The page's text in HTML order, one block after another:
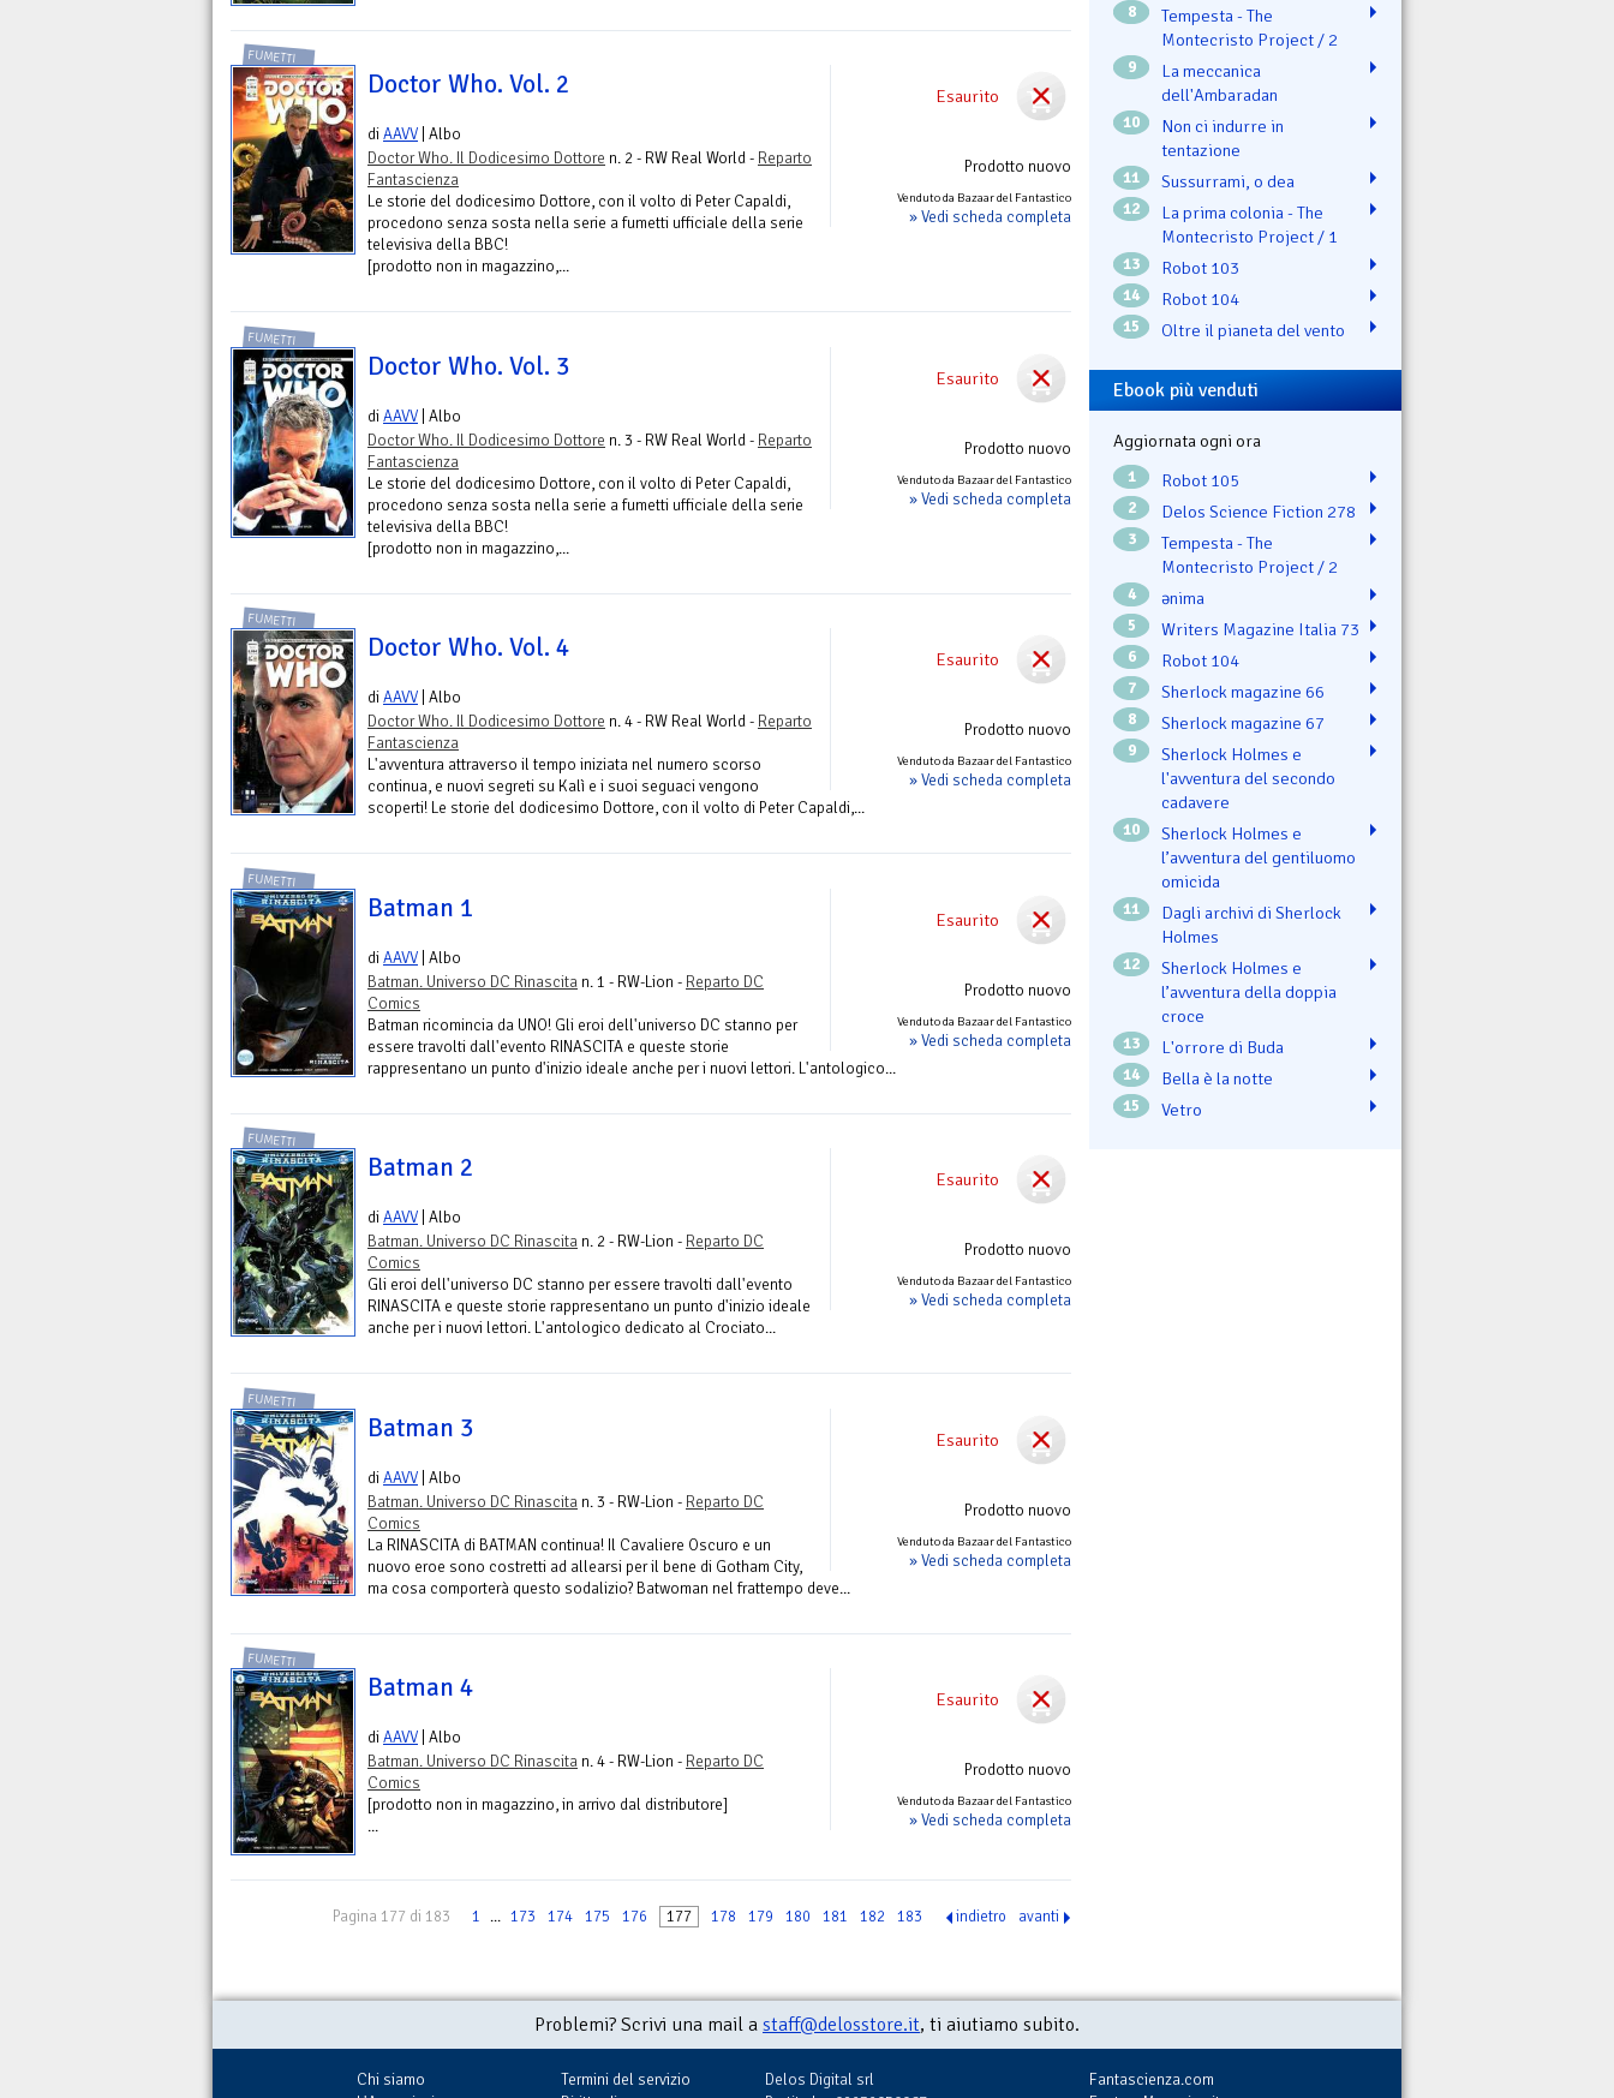
Esaurito
Prodotto nuovo
Venduto da Bazaar del Fantastico
» Vedi scheda completa
FUMETTI
Doctor Who. Vol. 2
diAAVV | Albo
Doctor Who. Il Dodicesimo Dottore n. 2 - RW Real World - Reparto
Fantascienza
Le storie del dodicesimo Dottore, con il volto di Peter Capaldi,
procedono senza sosta nella serie a fumetti ufficiale della serie
televisiva della BBC!
[prodotto non in magazzino,...
Esaurito
Prodotto nuovo
Venduto da Bazaar del Fantastico
» Vedi scheda completa
FUMETTI
Doctor Who. Vol. 3
diAAVV | Albo
Doctor Who. Il Dodicesimo Dottore n. 3 - RW Real World - Reparto
Fantascienza
Le storie del dodicesimo Dottore, con il volto di Peter Capaldi,
procedono senza sosta nella serie a fumetti ufficiale della serie
televisiva della BBC!
[prodotto non in magazzino,...
Esaurito
Prodotto nuovo
Venduto da Bazaar del Fantastico
» Vedi scheda completa
FUMETTI
Doctor Who. Vol. 4
diAAVV | Albo
Doctor Who. Il Dodicesimo Dottore n. 4 - RW Real World - Reparto
Fantascienza
L'avventura attraverso il tempo iniziata nel numero scorso
continua, e nuovi segreti su Kalì e i suoi seguaci vengono
scoperti! Le storie del dodicesimo Dottore, con il volto di Peter Capaldi,...
Esaurito
Prodotto nuovo
Venduto da Bazaar del Fantastico
» Vedi scheda completa
FUMETTI
Batman 1
diAAVV | Albo
Batman. Universo DC Rinascita n. 1 - RW-Lion - Reparto DC
Comics
Batman ricomincia da UNO! Gli eroi dell'universo DC stanno per
essere travolti dall'evento RINASCITA e queste storie
rappresentano un punto d'inizio ideale anche per i nuovi lettori. L'antologico...
Esaurito
Prodotto nuovo
Venduto da Bazaar del Fantastico
» Vedi scheda completa
FUMETTI
Batman 2
diAAVV | Albo
Batman. Universo DC Rinascita n. 2 - RW-Lion - Reparto DC
Comics
Gli eroi dell'universo DC stanno per essere travolti dall'evento
RINASCITA e queste storie rappresentano un punto d'inizio ideale
anche per i nuovi lettori. L'antologico dedicato al Crociato...
Esaurito
Prodotto nuovo
Venduto da Bazaar del Fantastico
» Vedi scheda completa
FUMETTI
Batman 3
diAAVV | Albo
Batman. Universo DC Rinascita n. 3 - RW-Lion - Reparto DC
Comics
La RINASCITA di BATMAN continua! Il Cavaliere Oscuro e un
nuovo eroe sono costretti ad allearsi per il bene di Gotham City,
ma cosa comporterà questo sodalizio? Batwoman nel frattempo deve...
Esaurito
Prodotto nuovo
Venduto da Bazaar del Fantastico
» Vedi scheda completa
FUMETTI
Batman 4
diAAVV | Albo
Batman. Universo DC Rinascita n. 4 - RW-Lion - Reparto DC
Comics
[prodotto non in magazzino, in arrivo dal distributore]
...
Pagina 177 di 183 1 ... 173 174 175 176 177 178 179 180 181 182 183 indietro avanti
8
Tempesta - The
Montecristo Project / 2
9
La meccanica
dell'Ambaradan
10
Non ci indurre in
tentazione
11 Sussurrami, o dea
12
La prima colonia - The
Montecristo Project / 1
13 Robot 103
14 Robot 104
15 Oltre il pianeta del vento
Ebook più venduti
Aggiornata ogni ora
1 Robot 105
2 Delos Science Fiction 278
3
Tempesta - The
Montecristo Project / 2
4 ənima
5 Writers Magazine Italia 73
6 Robot 104
7 Sherlock magazine 66
8 Sherlock magazine 67
9
Sherlock Holmes e
l'avventura del secondo
cadavere
10
Sherlock Holmes e
l’avventura del gentiluomo
omicida
11
Dagli archivi di Sherlock
Holmes
12
Sherlock Holmes e
l’avventura della doppia
croce
13 L'orrore di Buda
14 Bella è la notte
15 Vetro
Problemi? Scrivi una mail a staff@delosstore.it, ti aiutiamo subito.
Chi siamo
Termini del servizio
Delos Digital srl
Fantascienza.com